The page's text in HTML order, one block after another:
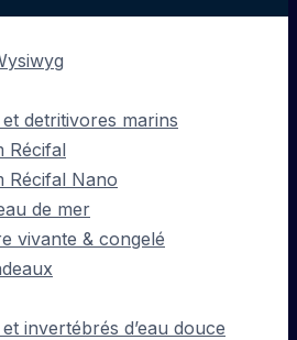
detritivores marins
Récifal
Récifal Nano
de mer
vivante & congelé
invertébrés d’eau douce